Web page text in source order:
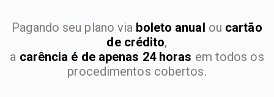
Pagando seu plano via boleto anual ou cartão
de crédito,
a carência é de apenas 24 horas em todos os
procedimentos cobertos.